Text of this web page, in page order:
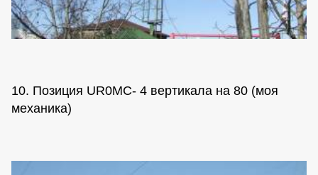
10. Позиция UR0MC- 4 вертикала на 80 (моя
механика)